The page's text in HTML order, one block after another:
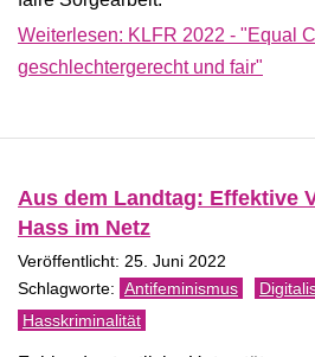
Weiterlesen: KLFR 2022 - "Equal
geschlechtergerecht und fair"
Aus dem Landtag: Effektive
Hass im Netz
Veröffentlicht: 25. Juni 2022
Antifeminismus
Hasskriminalität